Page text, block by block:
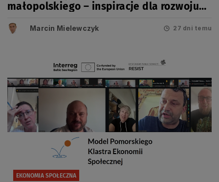
małopolskiego – inspiracje dla rozwoju
Marcin Mielewczyk 27 dni temu
EKONOMIA SPOŁECZNA